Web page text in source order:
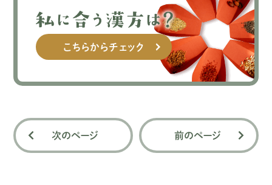
こちらからチェック
次のページ 前のページ